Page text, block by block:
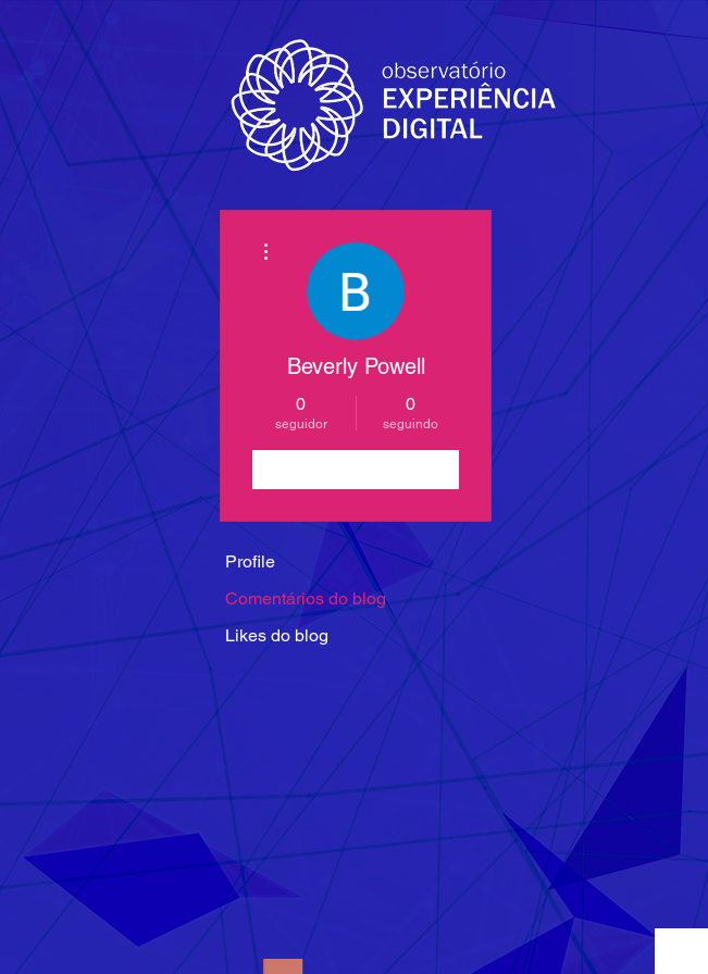
Beverly Powell
0
seguidor
0
seguindo
Profile
Comentários do blog
Likes do blog